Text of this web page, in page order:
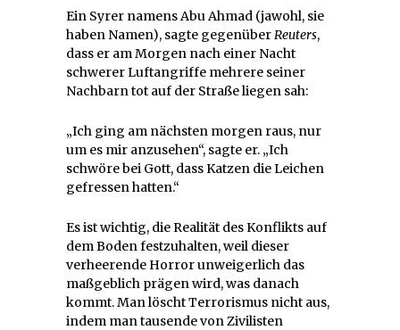
Ein Syrer namens Abu Ahmad (jawohl, sie
haben Namen), sagte gegenüberReuters,
dass er am Morgen nach einer Nacht
schwerer Luftangriffe mehrere seiner
Nachbarn tot auf der Straße liegen sah:
„Ich ging am nächsten morgen raus, nur
um es mir anzusehen“, sagte er. „Ich
schwöre bei Gott, dass Katzen die Leichen
gefressen hatten.“
Es ist wichtig, die Realität des Konflikts auf
dem Boden festzuhalten, weil dieser
verheerende Horror unweigerlich das
maßgeblich prägen wird, was danach
kommt. Man löscht Terrorismus nicht aus,
indem man tausende von Zivilisten